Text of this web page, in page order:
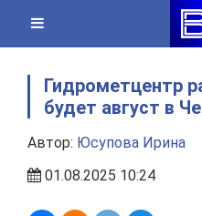
content
Гидрометцентр
будет август в
Автор: Юсупова Ирина
01.08.2025 10:24